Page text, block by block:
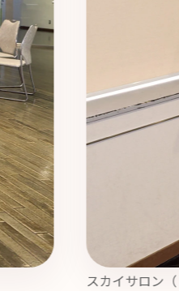
スカイサロン